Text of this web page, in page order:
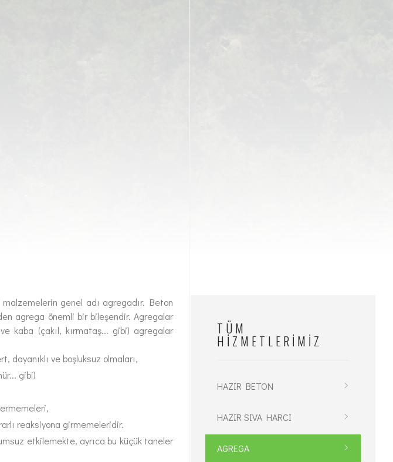
genel adı agregadır. Beton
agrega önemli bir bileşendir. Agregalar
kaba (çakıl, kırmataş... gibi) agregalar
dayanıklı ve boşluksuz olmaları,
gibi)
reaksiyona girmemeleridir.
etkilemekte, ayrıca bu küçük taneler
TÜM
HIZMETLERIMIZ
HAZIR BETON
HAZIR SIVA HARCI
AGREGA